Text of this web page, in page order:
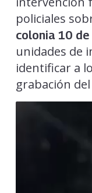
policiales
colonia 10 de
unidades de
identificar a
grabación del